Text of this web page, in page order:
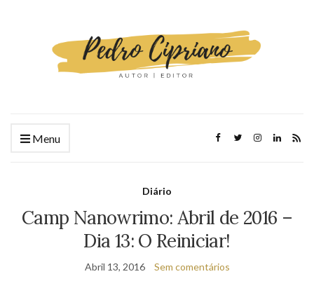
Menu
Diário
Camp Nanowrimo: Abril de 2016 –
Dia 13: O Reiniciar!
Abril 13, 2016 Sem comentários